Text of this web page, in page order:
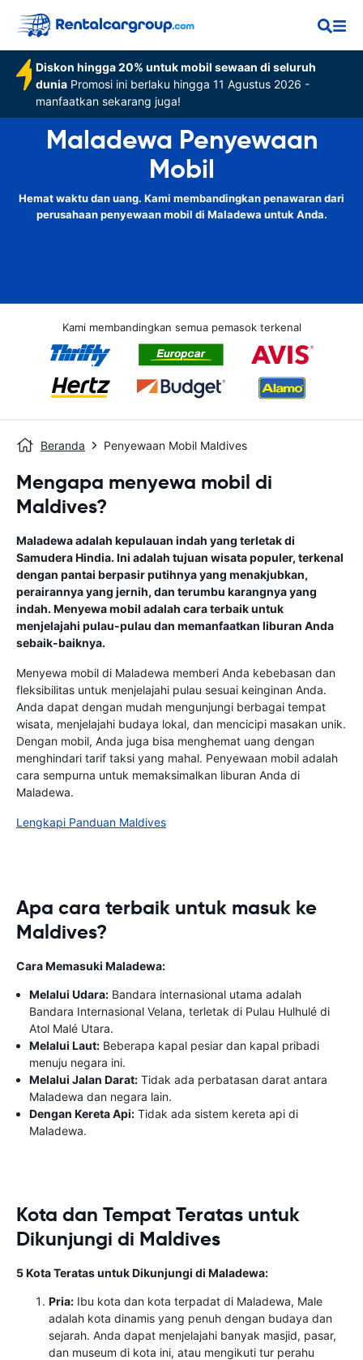
Diskon hingga 20% untuk mobil sewaan di seluruh
dunia Promosi ini berlaku hingga 11 Agustus 2026 -
manfaatkan sekarang juga!
Maladewa Penyewaan
Mobil
Hemat waktu dan uang. Kami membandingkan penawaran dari
perusahaan penyewaan mobil di Maladewa untuk Anda.
Kami membandingkan semua pemasok terkenal
Beranda Penyewaan Mobil Maldives
Mengapa menyewa mobil di
Maldives?
Maladewa adalah kepulauan indah yang terletak di
Samudera Hindia. Ini adalah tujuan wisata populer, terkenal
dengan pantai berpasir putihnya yang menakjubkan,
perairannya yang jernih, dan terumbu karangnya yang
indah. Menyewa mobil adalah cara terbaik untuk
menjelajahi pulau-pulau dan memanfaatkan liburan Anda
sebaik-baiknya.
Menyewa mobil di Maladewa memberi Anda kebebasan dan
fleksibilitas untuk menjelajahi pulau sesuai keinginan Anda.
Anda dapat dengan mudah mengunjungi berbagai tempat
wisata, menjelajahi budaya lokal, dan mencicipi masakan unik.
Dengan mobil, Anda juga bisa menghemat uang dengan
menghindari tarif taksi yang mahal. Penyewaan mobil adalah
cara sempurna untuk memaksimalkan liburan Anda di
Maladewa.
Lengkapi Panduan Maldives
Apa cara terbaik untuk masuk ke
Maldives?
Cara Memasuki Maladewa:
Melalui Udara: Bandara internasional utama adalah
Bandara Internasional Velana, terletak di Pulau Hulhulé di
Atol Malé Utara.
Melalui Laut: Beberapa kapal pesiar dan kapal pribadi
menuju negara ini.
Melalui Jalan Darat: Tidak ada perbatasan darat antara
Maladewa dan negara lain.
Dengan Kereta Api: Tidak ada sistem kereta api di
Maladewa.
Kota dan Tempat Teratas untuk
Dikunjungi di Maldives
5 Kota Teratas untuk Dikunjungi di Maladewa:
Pria: Ibu kota dan kota terpadat di Maladewa, Male
adalah kota dinamis yang penuh dengan budaya dan
sejarah. Anda dapat menjelajahi banyak masjid, pasar,
dan museum di kota ini, atau mengikuti tur perahu